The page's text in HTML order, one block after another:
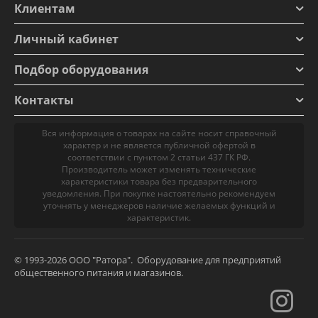
Клиентам
Личный кабинет
Подбор оборудования
Контакты
Вся информация о товарах на сайте носит справочный
характер и не является публичной офертой в
соответствии с пунктом 2 статьи 437 ГК РФ.
Производитель может изменять технические
характеристики товара без предварительного
уведомления. При покупке настоятельно рекомендуем
уточнять у менеджеров наличие желаемых функций и
характеристик.
© 1993-2026 ООО "Ратора". Оборудование для предприятий
общественного питания и магазинов.